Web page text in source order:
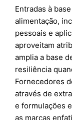
Entradas à
alimentação,
pessoais e
aproveitam
amplia a base
resiliência
Fornecedores
através de
e formulações
as marcas